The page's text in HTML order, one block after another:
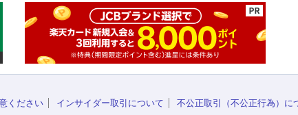
ください インサイダー取引について
不公正取引（不公正行為）に